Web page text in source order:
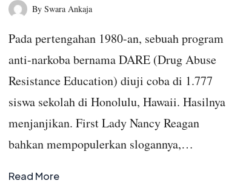
Posted
By Swara Ankaja
Pada pertengahan 1980-an, sebuah program
anti-narkoba bernama DARE (Drug Abuse
Resistance Education) diuji coba di 1.777
siswa sekolah di Honolulu, Hawaii. Hasilnya
menjanjikan. First Lady Nancy Reagan
bahkan mempopulerkan slogannya,…
Read More